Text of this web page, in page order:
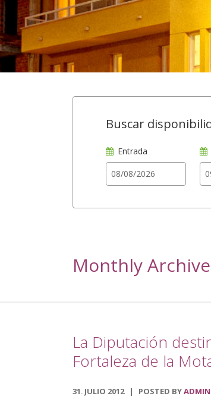
Buscar
Entrada
Monthly
La Diputación
Fortaleza de la
31 . JULIO 2012 POSTED BYADMIN